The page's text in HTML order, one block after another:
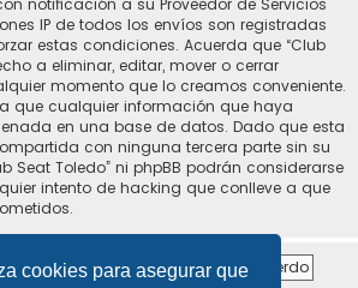
cookies para asegurar que
notificación a su Proveedor de Servicios
IP de todos los envíos son registradas
estas condiciones. Acuerda que “Club
a eliminar, editar, mover o cerrar
momento que lo creamos conveniente.
que cualquier información que haya
en una base de datos. Dado que esta
con ninguna tercera parte sin su
Seat Toledo” ni phpBB podrán considerarse
intento de hacking que conlleve a que